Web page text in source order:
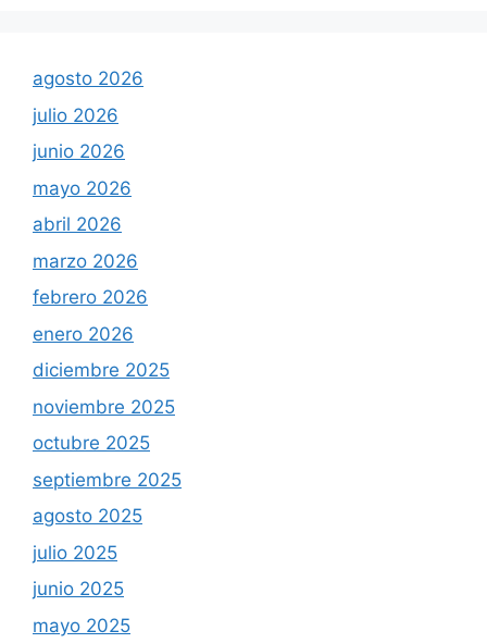
agosto 2026
julio 2026
junio 2026
mayo 2026
abril 2026
marzo 2026
febrero 2026
enero 2026
diciembre 2025
noviembre 2025
octubre 2025
septiembre 2025
agosto 2025
julio 2025
junio 2025
mayo 2025